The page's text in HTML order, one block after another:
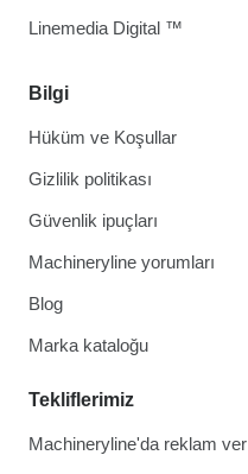
Bilgi
Hüküm ve Koşullar
Gizlilik politikası
Güvenlik ipuçları
Machineryline yorumları
Blog
Marka kataloğu
Tekliflerimiz
Machineryline'da reklam ver
Linemedia Digital ™